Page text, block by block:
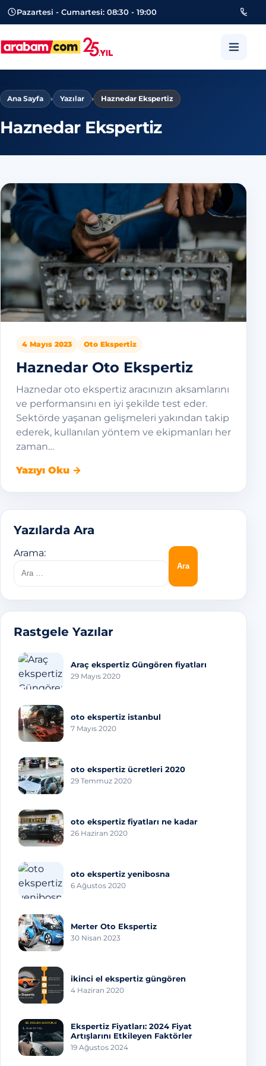
Pazartesi - Cumartesi: 08:30 - 19:00
arabam.com Güngören oto
Ana Sayfa › Yazılar › Haznedar Ekspertiz
Haznedar Ekspertiz
4 Mayıs 2023 Oto Ekspertiz
Haznedar Oto Ekspertiz
Haznedar oto ekspertiz aracınızın aksamlarını
ve performansını en iyi şekilde test eder.
Sektörde yaşanan gelişmeleri yakından takip
ederek, kullanılan yöntem ve ekipmanları her
zaman…
Yazıyı Oku →
Yazılarda Ara
Arama:
Rastgele Yazılar
Araç ekspertiz Güngören fiyatları
29 Mayıs 2020
oto ekspertiz istanbul
7 Mayıs 2020
oto ekspertiz ücretleri 2020
29 Temmuz 2020
oto ekspertiz fiyatları ne kadar
26 Haziran 2020
oto ekspertiz yenibosna
6 Ağustos 2020
Merter Oto Ekspertiz
30 Nisan 2023
ikinci el ekspertiz güngören
4 Haziran 2020
Ekspertiz Fiyatları: 2024 Fiyat
Artışlarını Etkileyen Faktörler
19 Ağustos 2024